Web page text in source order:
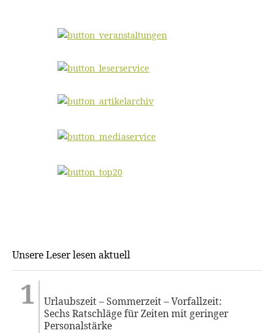
Unsere Leser lesen aktuell
Urlaubszeit – Sommerzeit – Vorfallzeit:
Sechs Ratschläge für Zeiten mit geringer
Personalstärke